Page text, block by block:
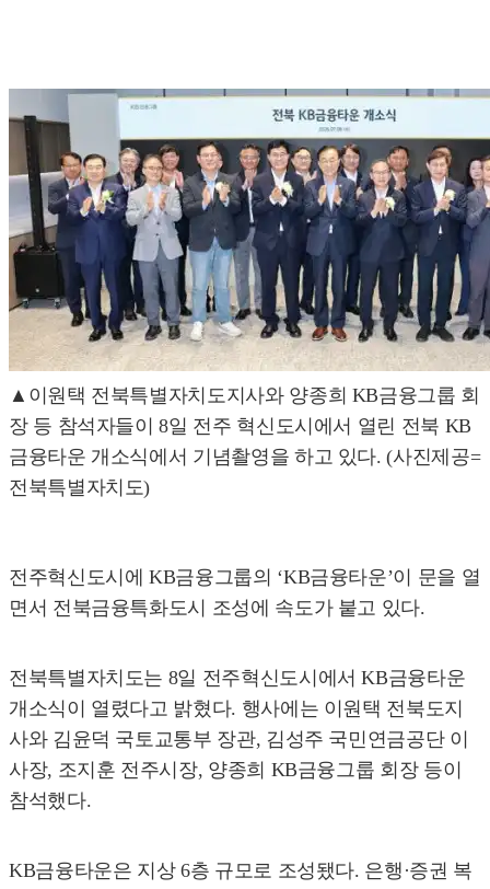
▲이원택 전북특별자치도지사와 양종희 KB금융그룹 회
장 등 참석자들이 8일 전주 혁신도시에서 열린 전북 KB
금융타운 개소식에서 기념촬영을 하고 있다. (사진제공=
전북특별자치도)
전주혁신도시에 KB금융그룹의 ‘KB금융타운’이 문을 열
면서 전북금융특화도시 조성에 속도가 붙고 있다.
전북특별자치도는 8일 전주혁신도시에서 KB금융타운
개소식이 열렸다고 밝혔다. 행사에는 이원택 전북도지
사와 김윤덕 국토교통부 장관, 김성주 국민연금공단 이
사장, 조지훈 전주시장, 양종희 KB금융그룹 회장 등이
참석했다.
KB금융타운은 지상 6층 규모로 조성됐다. 은행·증권 복